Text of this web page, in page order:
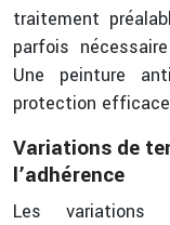
traitement
parfois
Une peinture
protection
Variations de
l’adhérence
Les variations